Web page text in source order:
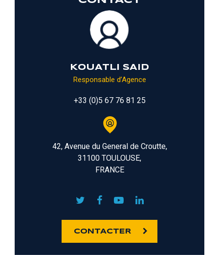
KOUATLI SAID
Responsable d’Agence
+33 (0)5 67 76 81 25
42, Avenue du General de Croutte,
31100 TOULOUSE,
FRANCE
CONTACTER